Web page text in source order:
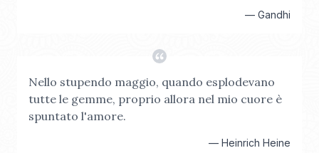
— Gandhi
Nello stupendo maggio, quando esplodevano
tutte le gemme, proprio allora nel mio cuore è
spuntato l'amore.
— Heinrich Heine